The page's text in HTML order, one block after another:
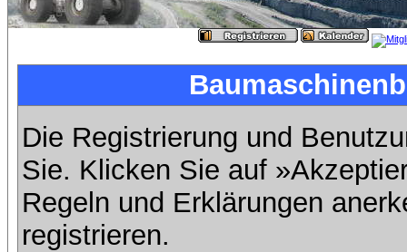
Die Registrierung und
Sie. Klicken Sie auf
Regeln und Erklärungen
registrieren.